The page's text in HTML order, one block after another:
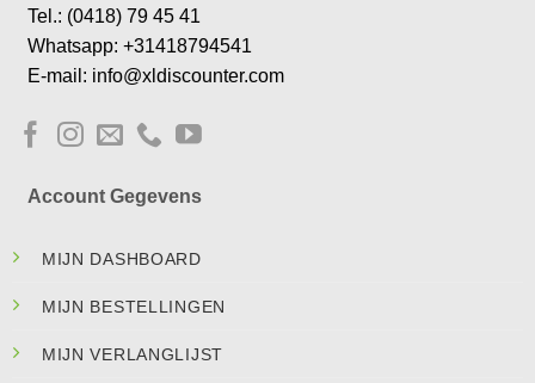
Tel.: (0418) 79 45 41
Whatsapp: +31418794541
E-mail: info@xldiscounter.com
Account Gegevens
MIJN DASHBOARD
MIJN BESTELLINGEN
MIJN VERLANGLIJST